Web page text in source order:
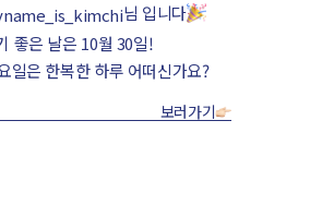
님 입니다
좋은 날은 10월 30일!
일은 한복한 하루 어떠신가요?
보러가기